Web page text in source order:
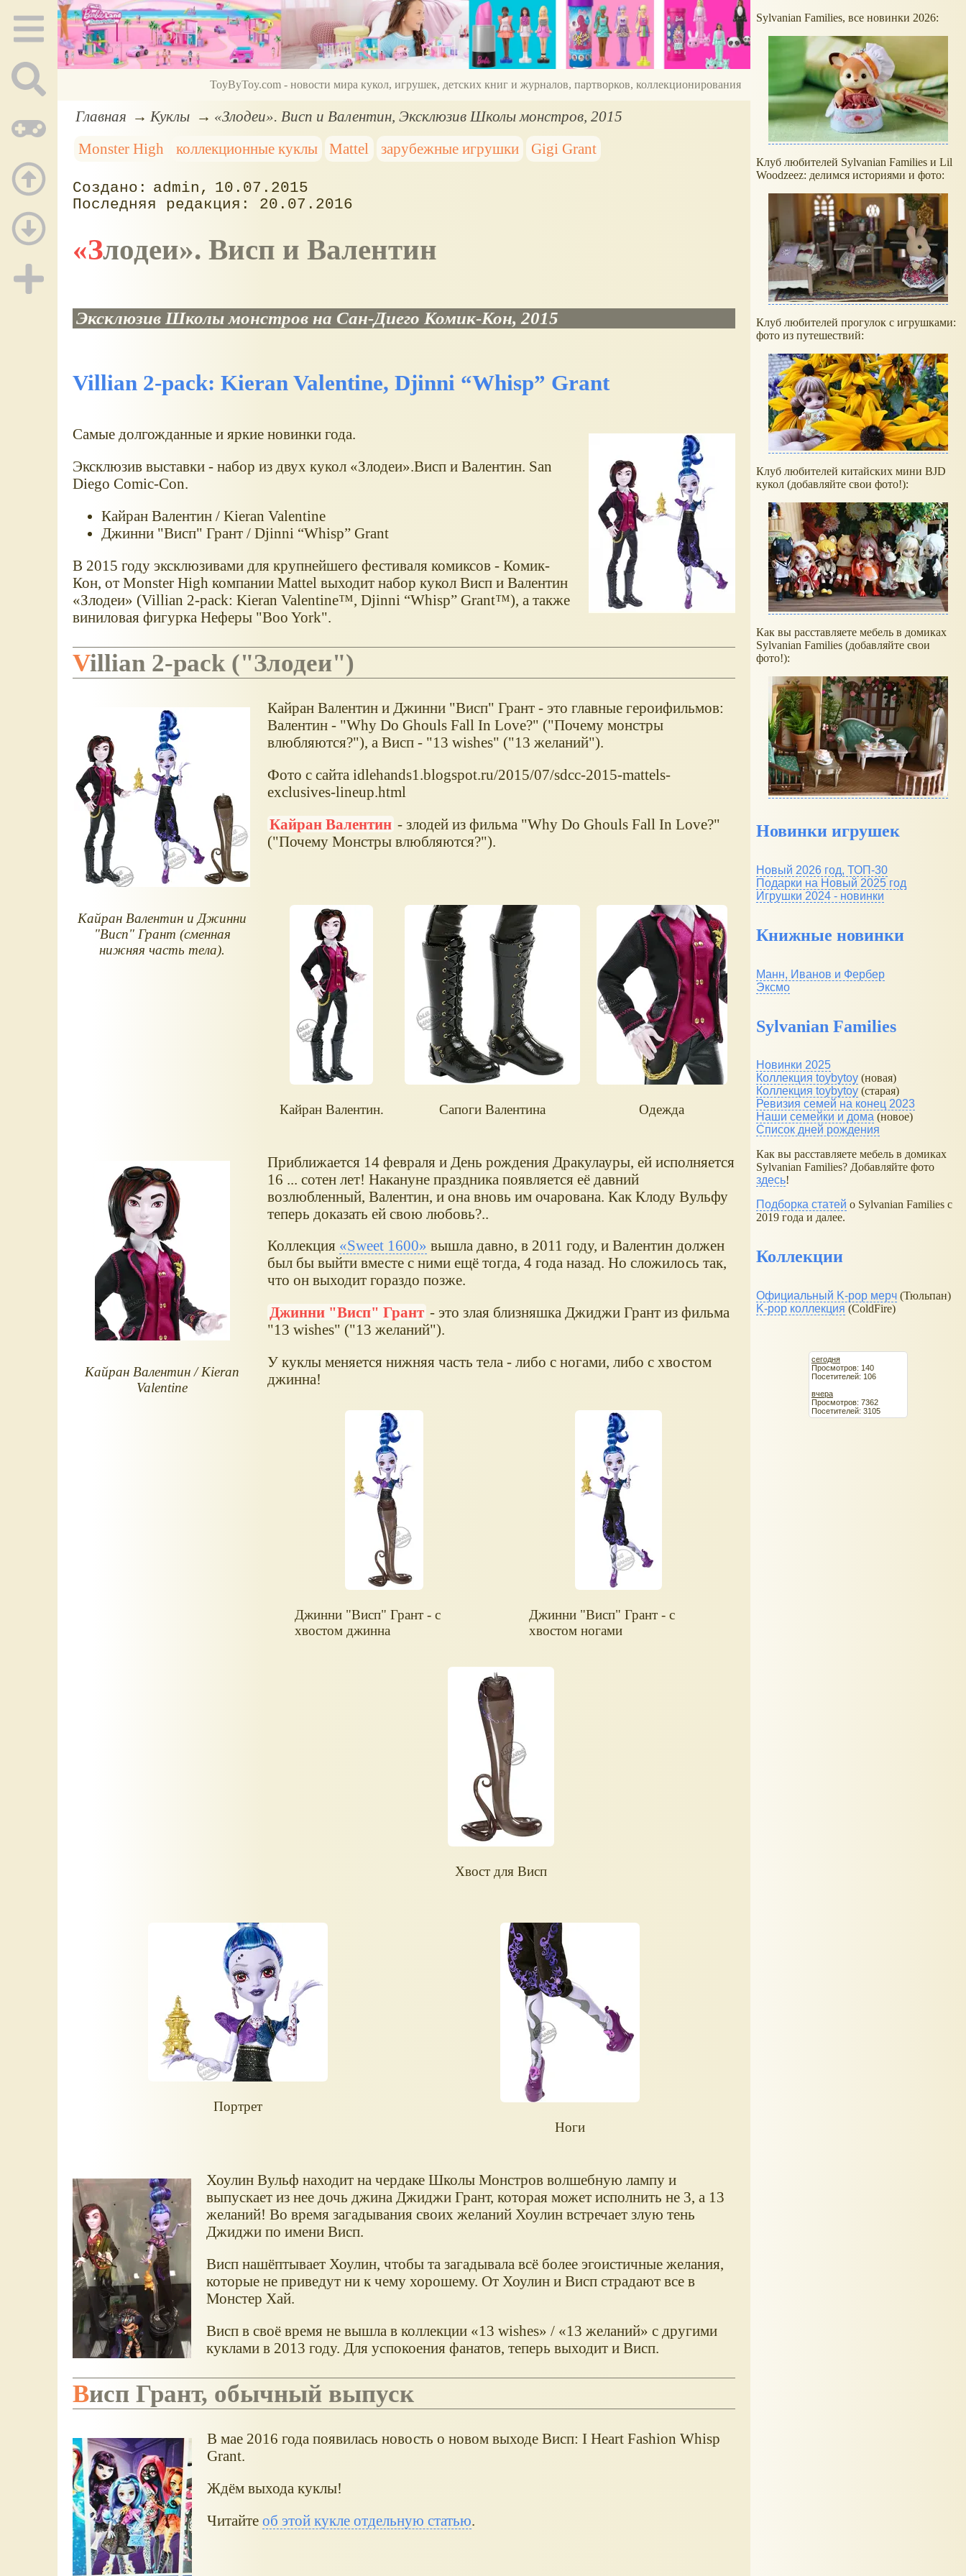
ToyByToy.com - новости мира кукол, игрушек, детских книг и журналов, партворков, коллекционирования
Главная Куклы
«Злодеи». Висп и Валентин, Эксклюзив Школы монстров, 2015
Monster High
коллекционные куклы Mattel зарубежные игрушки Gigi Grant
admin
10.07.2015
20.07.2016
«Злодеи». Висп и Валентин
Эксклюзив Школы монстров на Сан-Диего Комик-Кон, 2015
Villian 2-pack: Kieran Valentine, Djinni “Whisp” Grant
Самые долгожданные и яркие новинки года.
Эксклюзив выставки - набор из двух кукол «Злодеи».Висп и Валентин. San
Diego Comic-Con.
Кайран Валентин / Kieran Valentine
Джинни "Висп" Грант / Djinni “Whisp” Grant
В 2015 году эксклюзивами для крупнейшего фестиваля комиксов - Комик-
Кон, от Monster High компании Mattel выходит набор кукол Висп и Валентин
«Злодеи» (Villian 2-pack: Kieran Valentine™, Djinni “Whisp” Grant™), а также
виниловая фигурка Неферы "Boo York".
Villian 2-pack ("Злодеи")
Кайран Валентин и Джинни
"Висп" Грант (сменная
нижняя часть тела).
Кайран Валентин и Джинни "Висп" Грант - это главные героифильмов:
Валентин - "Why Do Ghouls Fall In Love?" ("Почему монстры
влюбляются?"), а Висп - "13 wishes" ("13 желаний").
Фото с сайта idlehands1.blogspot.ru/2015/07/sdcc-2015-mattels-
exclusives-lineup.html
Кайран Валентин - злодей из фильма "Why Do Ghouls Fall In Love?"
("Почему Монстры влюбляются?").
Кайран Валентин. Сапоги Валентина Одежда
Кайран Валентин / Kieran
Valentine
Приближается 14 февраля и День рождения Дракулауры, ей исполняется
16 ... сотен лет! Накануне праздника появляется её давний
возлюбленный, Валентин, и она вновь им очарована. Как Клоду Вульфу
теперь доказать ей свою любовь?..
Коллекция «Sweet 1600» вышла давно, в 2011 году, и Валентин должен
был бы выйти вместе с ними ещё тогда, 4 года назад. Но сложилось так,
что он выходит гораздо позже.
Джинни "Висп" Грант - это злая близняшка Джиджи Грант из фильма
"13 wishes" ("13 желаний").
У куклы меняется нижняя часть тела - либо с ногами, либо с хвостом
джинна!
Джинни "Висп" Грант - с
хвостом джинна
Джинни "Висп" Грант - с
хвостом ногами
Хвост для Висп
Портрет
Ноги
Хоулин Вульф находит на чердаке Школы Монстров волшебную лампу и
выпускает из нее дочь джина Джиджи Грант, которая может исполнить не 3, а 13
желаний! Во время загадывания своих желаний Хоулин встречает злую тень
Джиджи по имени Висп.
Висп нашёптывает Хоулин, чтобы та загадывала всё более эгоистичные желания,
которые не приведут ни к чему хорошему. От Хоулин и Висп страдают все в
Монстер Хай.
Висп в своё время не вышла в коллекции «13 wishes» / «13 желаний» с другими
куклами в 2013 году. Для успокоения фанатов, теперь выходит и Висп.
Висп Грант, обычный выпуск
В мае 2016 года появилась новость о новом выходе Висп: I Heart Fashion Whisp
Grant.
Ждём выхода куклы!
Читайте об этой кукле отдельную статью.
Sylvanian Families, все новинки 2026:
Клуб любителей Sylvanian Families и Lil
Woodzeez: делимся историями и фото:
Клуб любителей прогулок с игрушками:
фото из путешествий:
Клуб любителей китайских мини BJD
кукол (добавляйте свои фото!):
Как вы расставляете мебель в домиках
Sylvanian Families (добавляйте свои
фото!):
Новинки игрушек
Новый 2026 год, ТОП-30
Подарки на Новый 2025 год
Игрушки 2024 - новинки
Книжные новинки
Манн, Иванов и Фербер
Эксмо
Sylvanian Families
Новинки 2025
Коллекция toybytoy (новая)
Коллекция toybytoy (старая)
Ревизия семей на конец 2023
Наши семейки и дома (новое)
Список дней рождения
Как вы расставляете мебель в домиках
Sylvanian Families? Добавляйте фото
здесь!
Подборка статей о Sylvanian Families с
2019 года и далее.
Коллекции
Официальный K-pop мерч (Тюльпан)
K-pop коллекция (ColdFire)
сегодня
Просмотров: 140
Посетителей: 106
вчера
Просмотров: 7362
Посетителей: 3105